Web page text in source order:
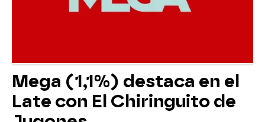
Mega (1,1%) destaca en el
Late con El Chiringuito de